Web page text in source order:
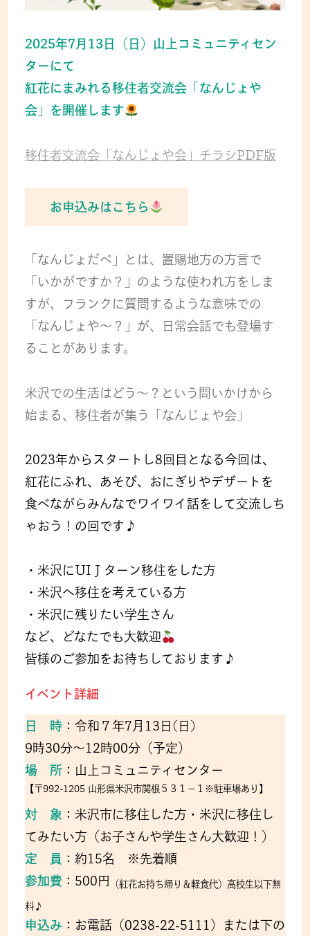
2025年7月13日（日）山上コミュニティセン
ターにて
紅花にまみれる移住者交流会「なんじょや
会」を開催します
移住者交流会「なんじょや会」チラシPDF版
お申込みはこちら
「なんじょだべ」とは、置賜地方の方言で
「いかがですか？」のような使われ方をしま
すが、フランクに質問するような意味での
「なんじょや～？」が、日常会話でも登場す
ることがあります。
米沢での生活はどう～？という問いかけから
始まる、移住者が集う「なんじょや会」
2023年からスタートし8回目となる今回は、
紅花にふれ、あそび、おにぎりやデザートを
食べながらみんなでワイワイ話をして交流しち
ゃおう！の回です♪
・米沢にUIＪターン移住をした方
・米沢へ移住を考えている方
・米沢に残りたい学生さん
など、どなたでも大歓迎
皆様のご参加をお待ちしております♪
イベント詳細
日 時：令和７年7月13日(日)
9時30分～12時00分（予定）
場 所：山上コミュニティセンター
【〒992-1205 山形県米沢市関根５３１−１※駐車場あり】
対 象 ：米沢市に移住した方・米沢に移住し
てみたい方（お子さんや学生さん大歓迎！）
定 員 ：約15名 ※先着順
参加費 ：500円 （紅花お持ち帰り＆軽食代）高校生以下無
料♪
申込み ：お電話（0238-22-5111）または下の